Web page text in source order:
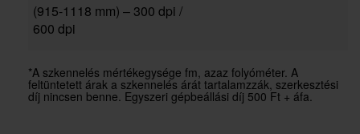
(915-1118 mm) – 300 dpi /
600 dpi
*A szkennelés mértékegysége fm, azaz folyóméter. A
feltüntetett árak a szkennelés árát tartalamzzák, szerkesztési
díj nincsen benne. Egyszeri gépbeállási díj 500 Ft + áfa.